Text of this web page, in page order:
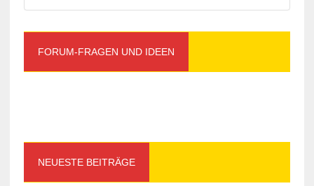
FORUM-FRAGEN UND IDEEN
NEUESTE BEITRÄGE